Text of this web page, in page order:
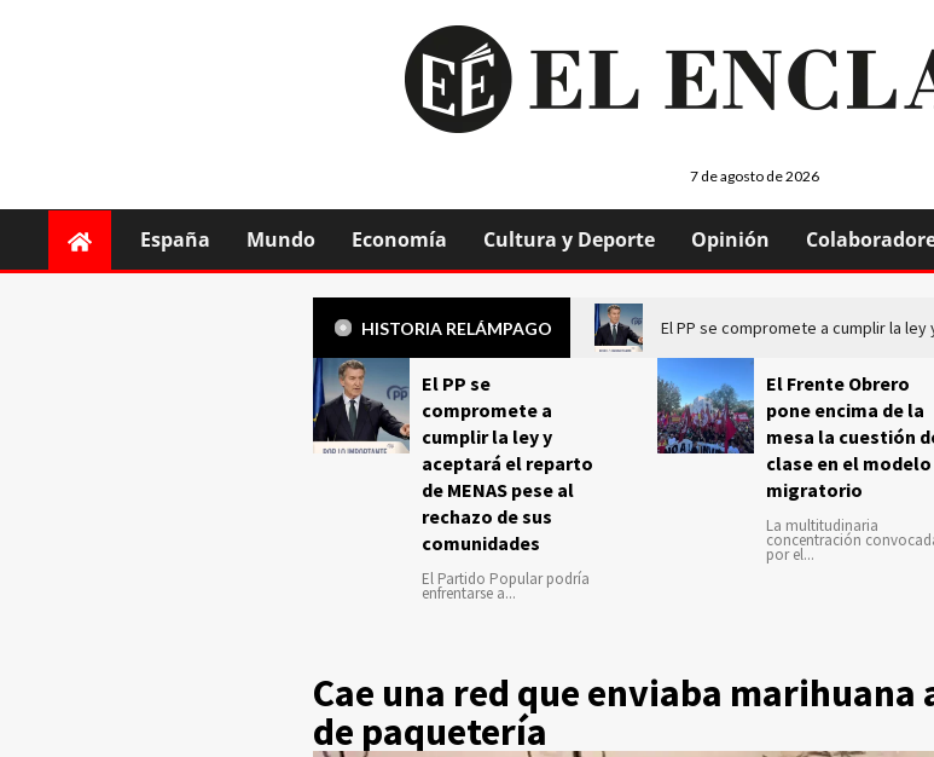
7 de agosto de 2026
España Mundo Economía Cultura y Deporte Opinión
HISTORIA RELÁMPAGO El PP se compromete a cumplir la ley
El PP se
compromete a
cumplir la ley y
aceptará el reparto
de MENAS pese al
rechazo de sus
comunidades
El Partido Popular podría
enfrentarse a...
El Frente Obrero
pone encima de la
mesa la cuestión
clase en el modelo
migratorio
La multitudinaria
concentración
por el...
Cae una red que enviaba marihuana
de paquetería